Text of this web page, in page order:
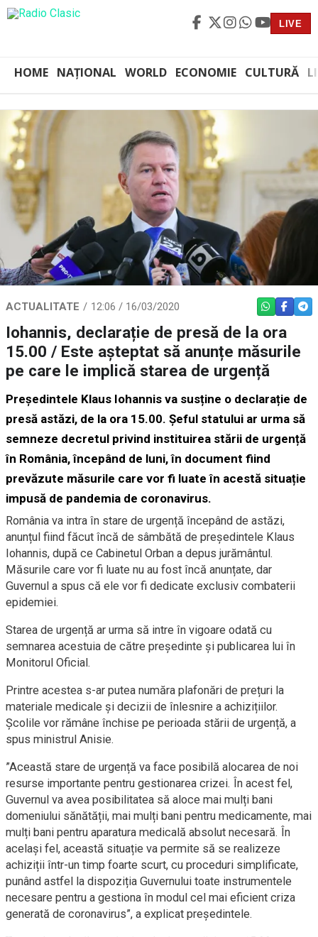
LIVE
HOME NAȚIONAL WORLD ECONOMIE CULTURĂ
ACTUALITATE 12:06 / 16/03/2020 WHATSAPP
Iohannis, declarație de presă de la ora
15.00 / Este așteptat să anunțe măsurile
pe care le implică starea de urgență
Președintele Klaus Iohannis va susține o declarație de
presă astăzi, de la ora 15.00. Șeful statului ar urma să
semneze decretul privind instituirea stării de urgență
în România, începând de luni, în document fiind
prevăzute măsurile care vor fi luate în acestă situație
impusă de pandemia de coronavirus.
România va intra în stare de urgență începând de astăzi,
anunțul fiind făcut încă de sâmbătă de președintele Klaus
Iohannis, după ce Cabinetul Orban a depus jurământul.
Măsurile care vor fi luate nu au fost încă anunțate, dar
Guvernul a spus că ele vor fi dedicate exclusiv combaterii
epidemiei.
Starea de urgență ar urma să intre în vigoare odată cu
semnarea acestuia de către președinte și publicarea lui în
Monitorul Oficial.
Printre acestea s-ar putea număra plafonări de prețuri la
materiale medicale și decizii de înlesnire a achizițiilor.
Școlile vor rămâne închise pe perioada stării de urgență, a
spus ministrul Anisie.
”Această stare de urgență va face posibilă alocarea de noi
resurse importante pentru gestionarea crizei. În acest fel,
Guvernul va avea posibilitatea să aloce mai mulți bani
domeniului sănătății, mai mulți bani pentru medicamente, mai
mulți bani pentru aparatura medicală absolut necesară. În
același fel, această situație va permite să se realizeze
achiziții într-un timp foarte scurt, cu proceduri simplificate,
punând astfel la dispoziția Guvernului toate instrumentele
necesare pentru a gestiona în modul cel mai eficient criza
generată de coronavirus”, a explicat președintele.